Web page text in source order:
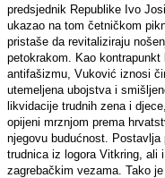
predsjednik Republike Ivo
ukazao na tom četničkom
pristaše da revitaliziraju
petokrakom. Kao kontrapunkt
antifašizmu, Vuković iznosi
utemeljena ubojstva i
likvidacije trudnih zena i
opijeni mrznjom prema
njegovu budućnost. Postavlja
trudnica iz logora Vitkring, ali
zagrebačkim vezama. Tako